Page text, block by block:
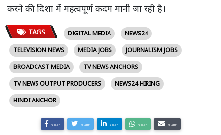
करने की दिशा में महत्वपूर्ण कदम मानी जा रही है।
TAGS DIGITAL MEDIA
NEWS24
TELEVISION NEWS
MEDIA JOBS
JOURNALISM JOBS
BROADCAST MEDIA
TV NEWS ANCHORS
TV NEWS OUTPUT PRODUCERS
NEWS24 HIRING
HINDI ANCHOR
SHARE SHARE SHARE SHARE SHARE